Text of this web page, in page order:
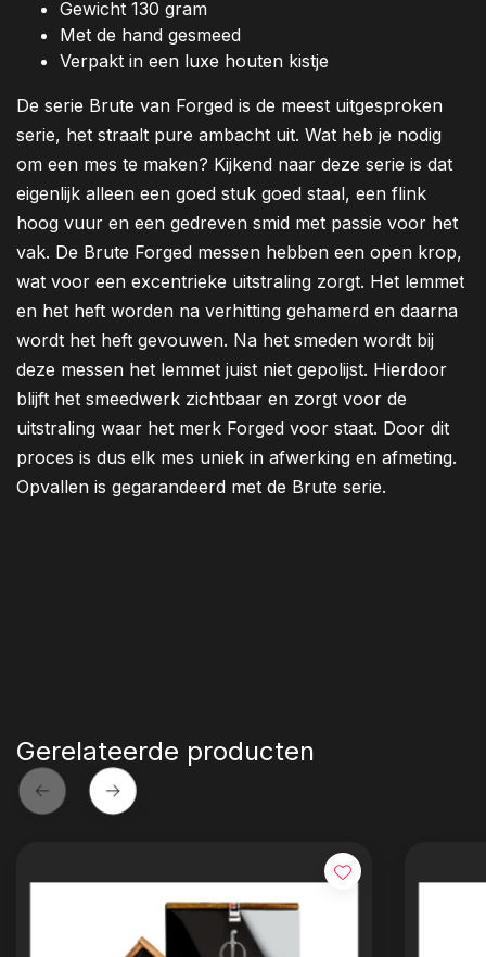
Gewicht 130 gram
Met de hand gesmeed
Verpakt in een luxe houten kistje
De serie Brute van Forged is de meest uitgesproken
serie, het straalt pure ambacht uit. Wat heb je nodig
om een mes te maken? Kijkend naar deze serie is dat
eigenlijk alleen een goed stuk goed staal, een flink
hoog vuur en een gedreven smid met passie voor het
vak. De Brute Forged messen hebben een open krop,
wat voor een excentrieke uitstraling zorgt. Het lemmet
en het heft worden na verhitting gehamerd en daarna
wordt het heft gevouwen. Na het smeden wordt bij
deze messen het lemmet juist niet gepolijst. Hierdoor
blijft het smeedwerk zichtbaar en zorgt voor de
uitstraling waar het merk Forged voor staat. Door dit
proces is dus elk mes uniek in afwerking en afmeting.
Opvallen is gegarandeerd met de Brute serie.
Gerelateerde producten